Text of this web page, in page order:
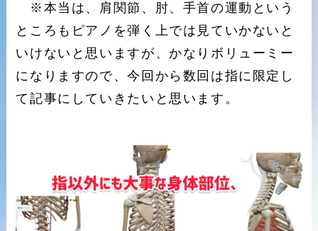
※本当は、肩関節、肘、手首の運動という
ところもピアノを弾く上では見ていかないと
いけないと思いますが、かなりボリューミー
になりますので、今回から数回は指に限定し
て記事にしていきたいと思います。